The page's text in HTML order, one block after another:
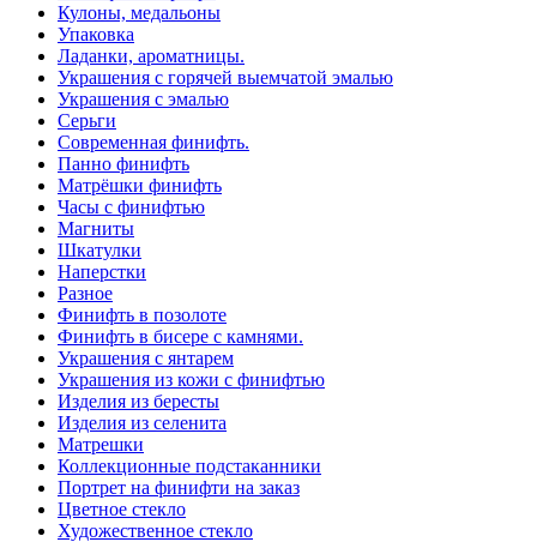
Кулоны, медальоны
Упаковка
Ладанки, ароматницы.
Украшения с горячей выемчатой эмалью
Украшения с эмалью
Серьги
Современная финифть.
Панно финифть
Матрёшки финифть
Часы с финифтью
Магниты
Шкатулки
Наперстки
Разное
Финифть в позолоте
Финифть в бисере с камнями.
Украшения с янтарем
Украшения из кожи с финифтью
Изделия из бересты
Изделия из селенита
Матрешки
Коллекционные подстаканники
Портрет на финифти на заказ
Цветное стекло
Художественное стекло